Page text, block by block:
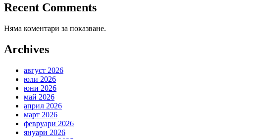
Recent Comments
Няма коментари за показване.
Archives
август 2026
юли 2026
юни 2026
май 2026
април 2026
март 2026
февруари 2026
януари 2026